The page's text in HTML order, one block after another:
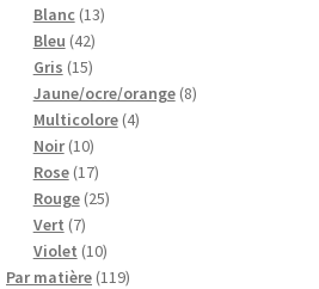
Blanc 1313
Bleu 4242
produits
Gris 1515
produits
Jaune/ocre/orange 88
Multicolore 44
Noir 1010
produits
Rose 1717
produits
Rouge 2525
Vert 77
produits
Violet 1010
produits
Par matière 119119